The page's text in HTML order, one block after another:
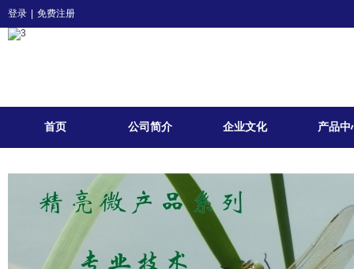
登录 免费注册
首页 公司简介 企业文化 产品中